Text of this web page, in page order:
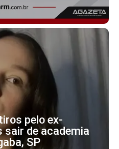
pelo ex-
sair de academia
SP